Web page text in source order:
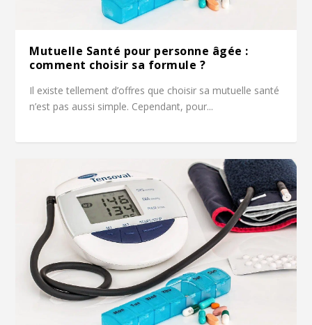
Mutuelle Santé pour personne âgée :
comment choisir sa formule ?
Il existe tellement d’offres que choisir sa mutuelle santé
n’est pas aussi simple. Cependant, pour...